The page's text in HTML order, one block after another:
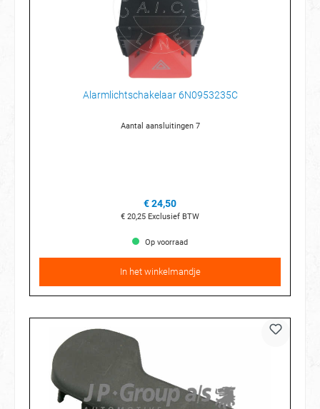
Alarmlichtschakelaar 6N0953235C
Aantal aansluitingen 7
€ 24,50
€ 20,25 Exclusief BTW
Op voorraad
In het winkelmandje